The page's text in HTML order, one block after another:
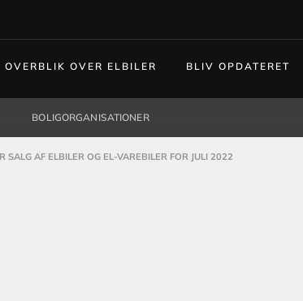
OVERBLIK OVER ELBILER BLIV OPDATERET
BOLIGORGANISATIONER
SALG AF ELBILER OG EL-VAREBILER FOR JULI 2022